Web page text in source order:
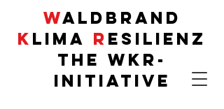
Waldbrand
K lima R esilienz
THE WKR -
INITIATIVE